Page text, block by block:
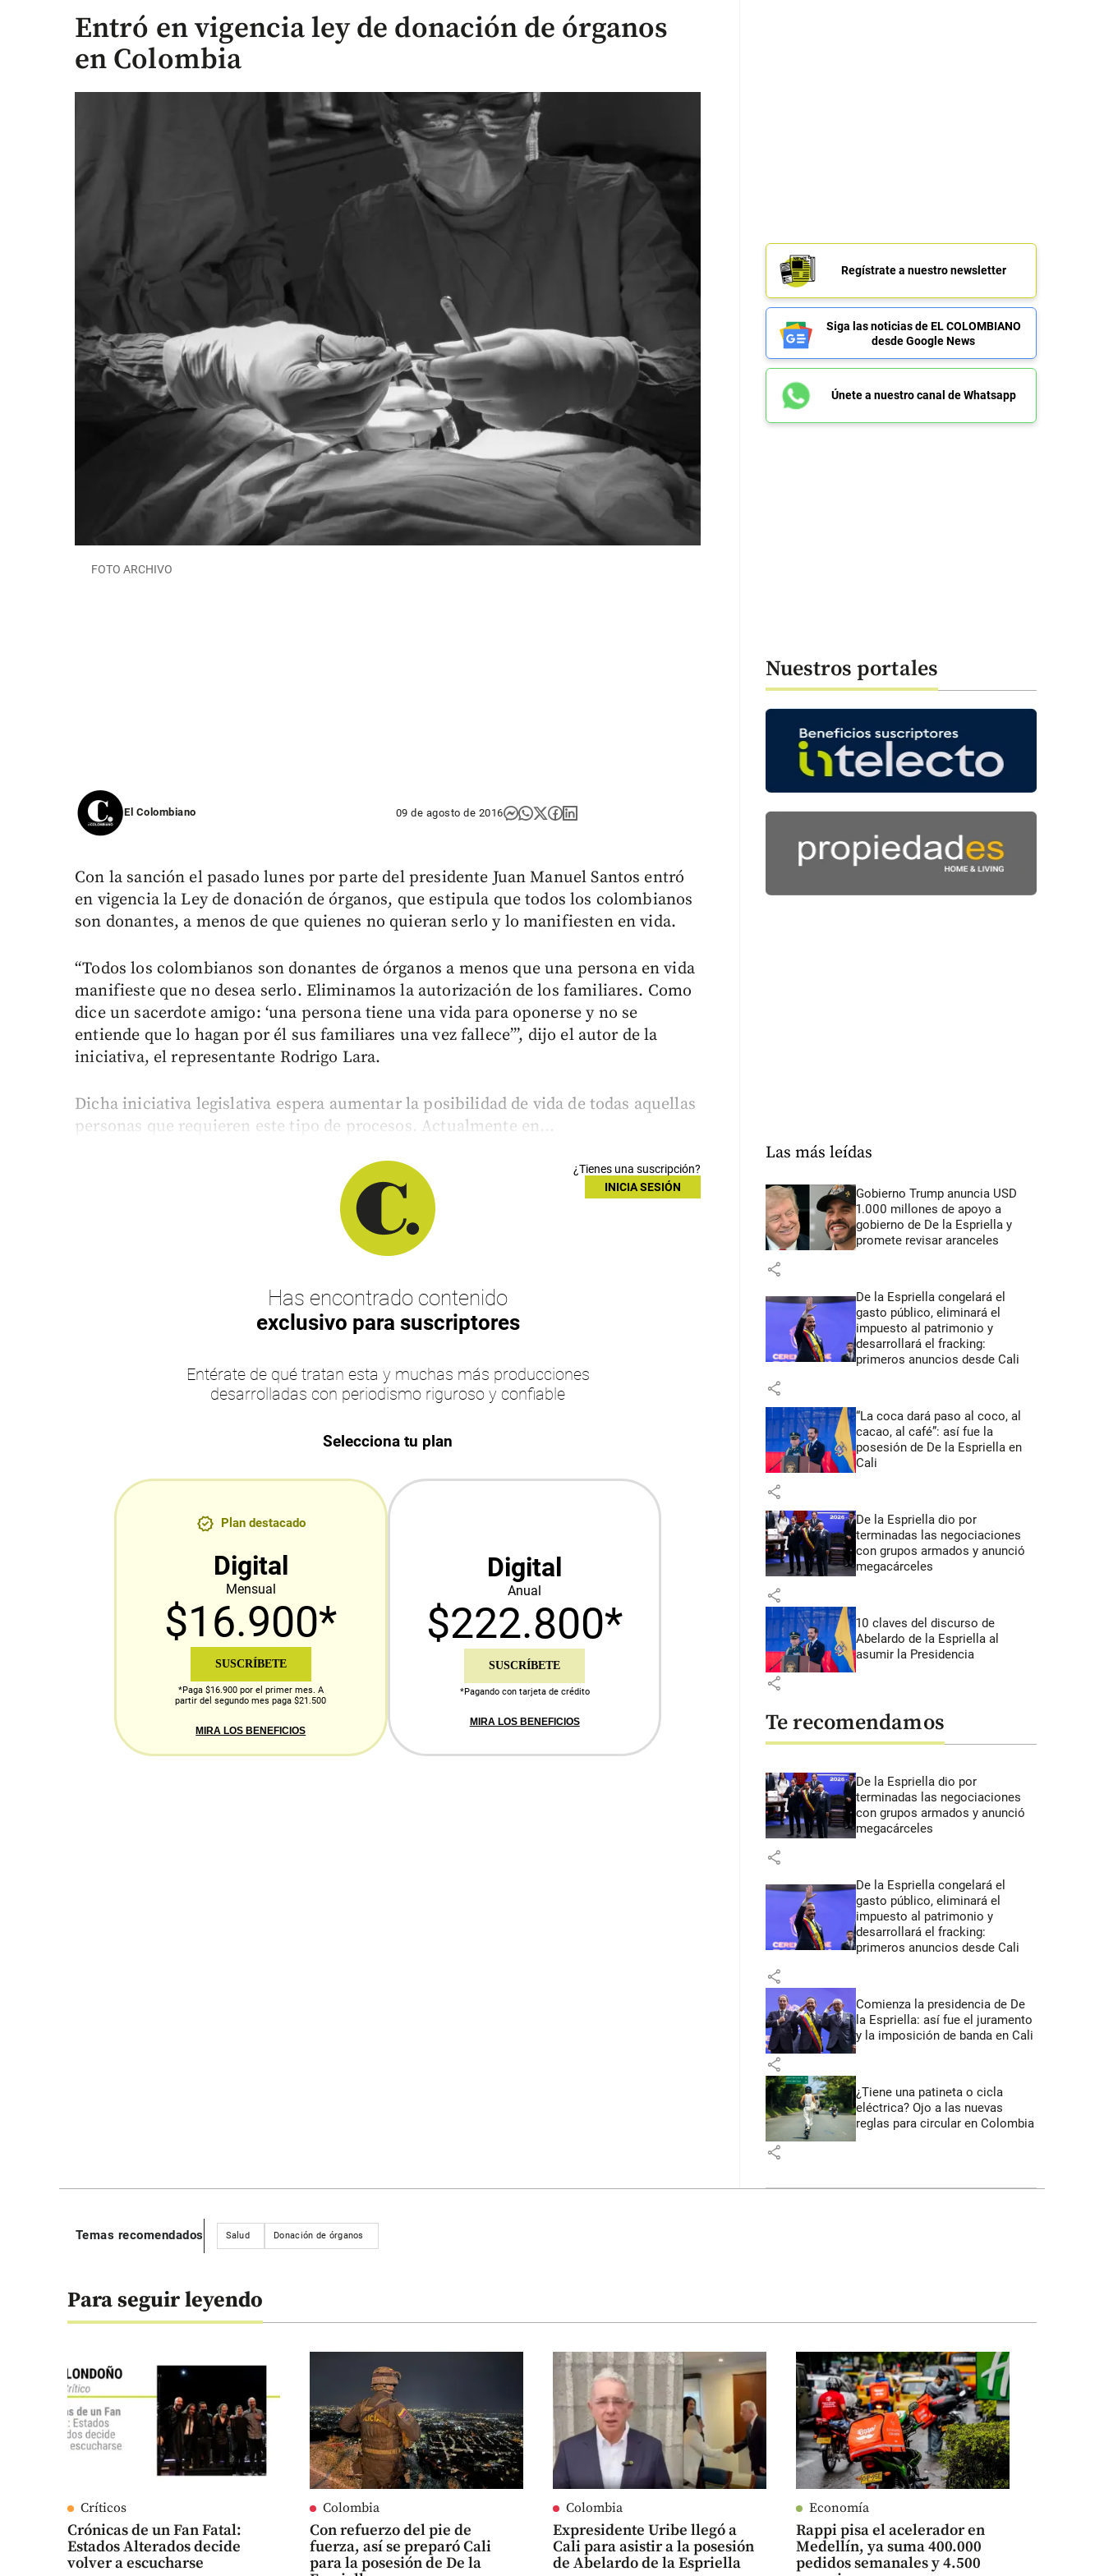
Entró en vigencia ley de donación de órganos
en Colombia
FOTO ARCHIVO
El Colombiano 09 de agosto de 2016
Con la sanción el pasado lunes por parte del presidente Juan Manuel Santos entró
en vigencia la Ley de donación de órganos, que estipula que todos los colombianos
son donantes, a menos de que quienes no quieran serlo y lo manifiesten en vida.
“Todos los colombianos son donantes de órganos a menos que una persona en vida
manifieste que no desea serlo. Eliminamos la autorización de los familiares. Como
dice un sacerdote amigo: ‘una persona tiene una vida para oponerse y no se
entiende que lo hagan por él sus familiares una vez fallece’”, dijo el autor de la
iniciativa, el representante Rodrigo Lara.
Dicha iniciativa legislativa espera aumentar la posibilidad de vida de todas aquellas
personas que requieren este tipo de procesos. Actualmente en...
¿Tienes una suscripción?
INICIA SESIÓN
Has encontrado contenido
exclusivo para suscriptores
Entérate de qué tratan esta y muchas más producciones
desarrolladas con periodismo riguroso y confiable
Selecciona tu plan
Plan destacado
Digital
Mensual
$16.900*
SUSCRÍBETE
*Paga $16.900 por el primer mes. A
partir del segundo mes paga $21.500
MIRA LOS BENEFICIOS
Digital
Anual
$222.800*
SUSCRÍBETE
*Pagando con tarjeta de crédito
MIRA LOS BENEFICIOS
Regístrate a nuestro newsletter
Siga las noticias de EL COLOMBIANO
desde Google News
Únete a nuestro canal de Whatsapp
Nuestros portales
Las más leídas
Gobierno Trump anuncia USD
1.000 millones de apoyo a
gobierno de De la Espriella y
promete revisar aranceles
share
De la Espriella congelará el
gasto público, eliminará el
impuesto al patrimonio y
desarrollará el fracking:
primeros anuncios desde Cali
share
“La coca dará paso al coco, al
cacao, al café”: así fue la
posesión de De la Espriella en
Cali
share
De la Espriella dio por
terminadas las negociaciones
con grupos armados y anunció
megacárceles
share
10 claves del discurso de
Abelardo de la Espriella al
asumir la Presidencia
share
Te recomendamos
De la Espriella dio por
terminadas las negociaciones
con grupos armados y anunció
megacárceles
share
De la Espriella congelará el
gasto público, eliminará el
impuesto al patrimonio y
desarrollará el fracking:
primeros anuncios desde Cali
share
Comienza la presidencia de De
la Espriella: así fue el juramento
y la imposición de banda en Cali
share
¿Tiene una patineta o cicla
eléctrica? Ojo a las nuevas
reglas para circular en Colombia
share
Temas recomendados Salud Donación de órganos
Para seguir leyendo
Críticos
Crónicas de un Fan Fatal:
Estados Alterados decide
volver a escucharse
Colombia
Con refuerzo del pie de
fuerza, así se preparó Cali
para la posesión de De la
Colombia
Expresidente Uribe llegó a
Cali para asistir a la posesión
de Abelardo de la Espriella
Economía
Rappi pisa el acelerador en
Medellín, ya suma 400.000
pedidos semanales y 4.500